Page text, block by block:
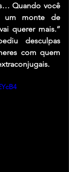
Quando você
um monte de
querer mais.”
desculpas
com quem